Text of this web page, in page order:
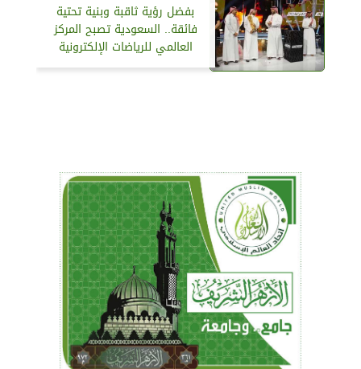
بفضل رؤية ثاقبة وبنية تحتية
فائقة.. السعودية تصبح المركز
العالمي للرياضات الإلكترونية